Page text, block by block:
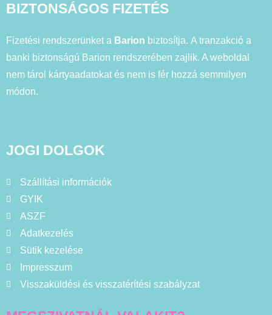
BIZTONSÁGOS FIZETÉS
Fizetési rendszerünket a Barion biztosítja. A tranzakció a
banki biztonságú Barion rendszerében zajlik. A weboldal
nem tárol kártyaadatokat és nem is fér hozzá semmilyen
módon.
JOGI DOLGOK
Szállítási információk
GYIK
ASZF
Adatkezelés
Sütik kezelése
Impresszum
Visszaküldési és visszatérítési szabályzat